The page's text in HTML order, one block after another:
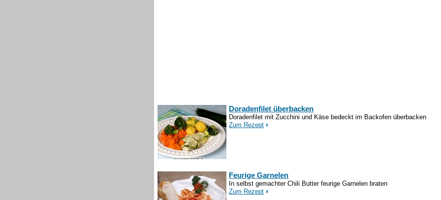
Doradenfilet überbacken
Doradenfilet mit Zucchini und Käse bedeckt im Backofen überbacken
Zum Rezept
Feurige Garnelen
In selbst gemachter Chili Butter feurige Garnelen braten
Zum Rezept